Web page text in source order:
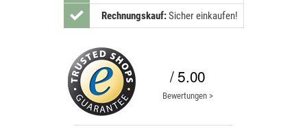
Rechnungskauf:Sicher einkaufen!
/ 5.00
Bewertungen >